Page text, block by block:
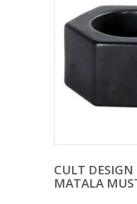
CULT DESIGN
MATALA